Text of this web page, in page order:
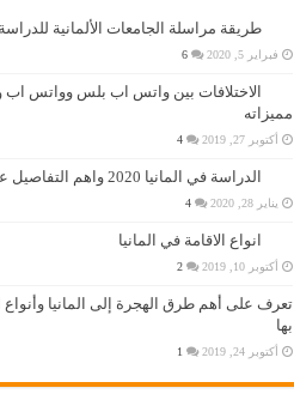
طريقة مراسلة الجامعات الألمانية
فبراير 5, 2020 6
الاختلافات بين واتس اب بلس وواتس اب
مميزاته
أكتوبر 27, 2019 4
الدراسة في المانيا 2020 واهم التفاصيل عنها
يناير 28, 2020 4
انواع الاقامة في المانيا
أكتوبر 10, 2019 2
تعرف على أهم طرق الهجرة إلى المانيا وأنواع
بها
أكتوبر 24, 2019 1